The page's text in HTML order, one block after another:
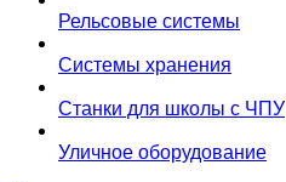
Рельсовые системы
Системы хранения
Станки для школы с ЧПУ
Уличное оборудование